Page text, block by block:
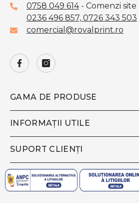
0758 049 614- Comenzi site
0236 496 857, 0726 343 503
comercial@rovalprint.ro
GAMA DE PRODUSE
INFORMAȚII UTILE
SUPORT CLIENȚI